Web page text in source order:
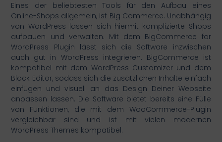
Eines der beliebtesten Tools für den Aufbau eines
Online-Shops allgemein, ist Big Commerce. Unabhängig
von WordPress lassen sich hiermit komplizierte Shops
aufbauen und verwalten. Mit dem BigCommerce for
WordPress Plugin lässt sich die Software inzwischen
auch gut in WordPress integrieren. BigCommerce ist
kompatibel mit dem WordPress Customizer und dem
Block Editor, sodass sich die zusätzlichen Inhalte einfach
einfügen und visuell an das Design Deiner Webseite
anpassen lassen. Die Software bietet bereits eine Fülle
von Funktionen, die mit dem WooCommerce-Plugin
vergleichbar sind und ist mit vielen modernen
WordPress Themes kompatibel.